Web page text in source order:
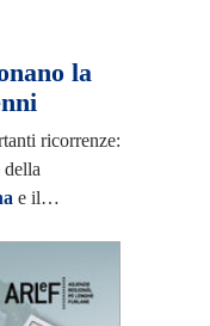
la
ricorrenze:
e il…